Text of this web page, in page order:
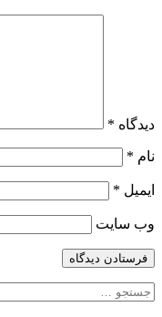
دیدگاه *
نام *
ایمیل *
وب‌ سایت
جستجو